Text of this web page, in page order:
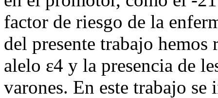
factor de riesgo de la
del presente trabajo
alelo ε4 y la presencia de
varones. En este trabajo